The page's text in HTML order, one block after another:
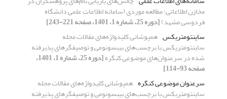
مخازن اطلاعاتی: مطالعه موردی (سامانه اطلاعات علمی دانشگاه
فردوسی مشهد)[دوره 25، شماره 1، 1401، صفحه 221-243]
ساینتومتریکس همپوشانی کلیدواژه‌های مقالات مجله
ساینتومتریکس با برچسب‌های بیبسونومی و توصیفگرهای پذیرفته
شده در سرعنوان‌های موضوعی کنگره [دوره 25، شماره 1، 1401،
صفحه 93-114]
سرعنوان ‌موضوعی کنگره همپوشانی کلیدواژه‌های مقالات مجله
ساینتومتریکس با برچسب‌های بیبسونومی و توصیفگرهای پذیرفته